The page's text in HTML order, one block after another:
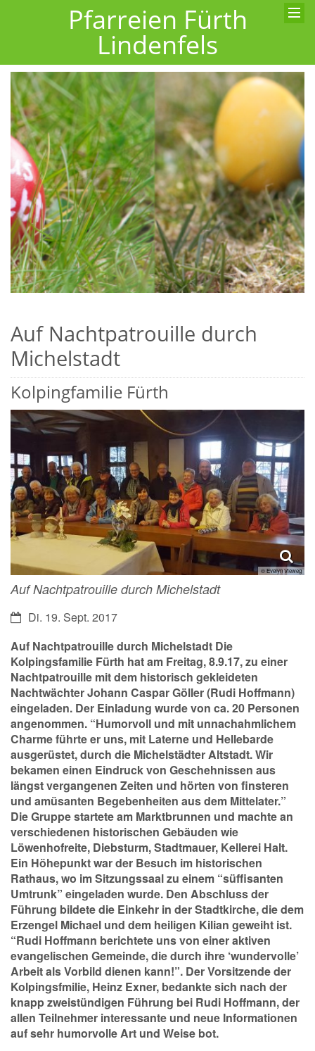
Pfarreien Fürth
Lindenfels
Auf Nachtpatrouille durch
Michelstadt
Kolpingfamilie Fürth
© Evelyn Vieweg
Auf Nachtpatrouille durch Michelstadt
Datum:Di. 19. Sept. 2017
Auf Nachtpatrouille durch Michelstadt Die
Kolpingsfamilie Fürth hat am Freitag, 8.9.17, zu einer
Nachtpatrouille mit dem historisch gekleideten
Nachtwächter Johann Caspar Göller (Rudi Hoffmann)
eingeladen. Der Einladung wurde von ca. 20 Personen
angenommen. “Humorvoll und mit unnachahmlichem
Charme führte er uns, mit Laterne und Hellebarde
ausgerüstet, durch die Michelstädter Altstadt. Wir
bekamen einen Eindruck von Geschehnissen aus
längst vergangenen Zeiten und hörten von finsteren
und amüsanten Begebenheiten aus dem Mittelater.”
Die Gruppe startete am Marktbrunnen und machte an
verschiedenen historischen Gebäuden wie
Löwenhofreite, Diebsturm, Stadtmauer, Kellerei Halt.
Ein Höhepunkt war der Besuch im historischen
Rathaus, wo im Sitzungssaal zu einem “süffisanten
Umtrunk” eingeladen wurde. Den Abschluss der
Führung bildete die Einkehr in der Stadtkirche, die dem
Erzengel Michael und dem heiligen Kilian geweiht ist.
“Rudi Hoffmann berichtete uns von einer aktiven
evangelischen Gemeinde, die durch ihre ‘wundervolle’
Arbeit als Vorbild dienen kann!”. Der Vorsitzende der
Kolpingsfmilie, Heinz Exner, bedankte sich nach der
knapp zweistündigen Führung bei Rudi Hoffmann, der
allen Teilnehmer interessante und neue Informationen
auf sehr humorvolle Art und Weise bot.